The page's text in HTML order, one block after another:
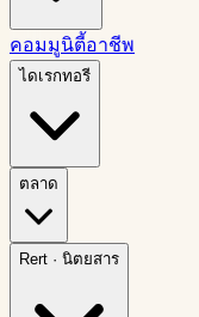
คอมมูนิตี้อาชีพ
ไดเรกทอรี
ตลาด
Rert · นิตยสาร